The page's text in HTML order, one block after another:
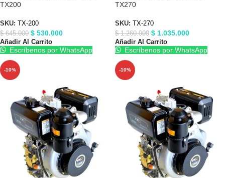
TX200
SKU:
TX-200
$645.000 $ 530.000
Añadir Al Carrito
Escríbenos por WhatsApp
TX270
SKU:
TX-270
$1.260.000 $ 1.035.000
Añadir Al Carrito
Escríbenos por WhatsApp
-10% -10%